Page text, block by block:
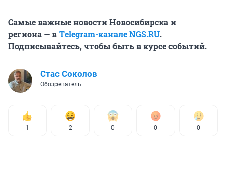
Самые важные новости Новосибирска и
региона — вТelegram-канале NGS.RU.
Подписывайтесь, чтобы быть в курсе событий.
Стас Соколов
Обозреватель
1 2 0 0 0